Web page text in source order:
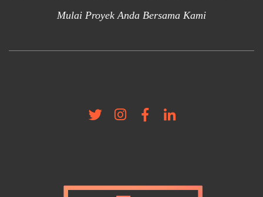
Mulai Proyek Anda Bersama Kami